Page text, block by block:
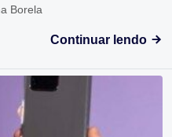
Borela
Continuar lendo